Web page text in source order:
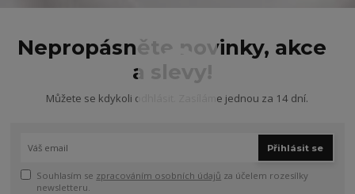
Nepropásněte novinky, akce
a slevy!
Můžete se kdykoli odhlásit. Zasíláme jednou za 14 dní.
Přihlásit se
Souhlasím se zpracováním osobních údajů za účelem rozesílky
newsletteru.